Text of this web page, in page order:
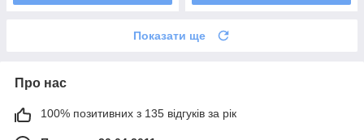
Показати ще
Про нас
100% позитивних з 135 відгуків за рік